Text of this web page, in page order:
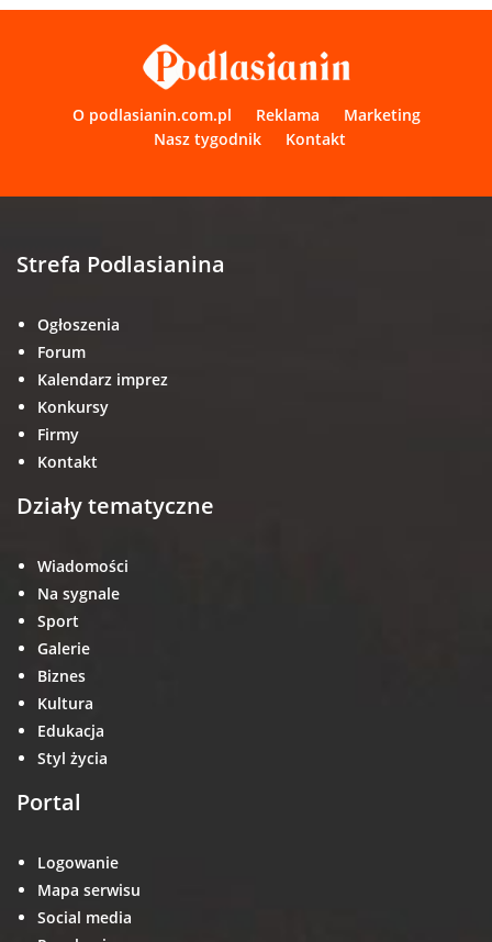
O podlasianin.com.pl Reklama
Marketing
Nasz tygodnik
Kontakt
Strefa Podlasianina
Ogłoszenia
Forum
Kalendarz imprez
Konkursy
Firmy
Kontakt
Działy tematyczne
Wiadomości
Na sygnale
Sport
Galerie
Biznes
Kultura
Edukacja
Styl życia
Portal
Logowanie
Mapa serwisu
Social media